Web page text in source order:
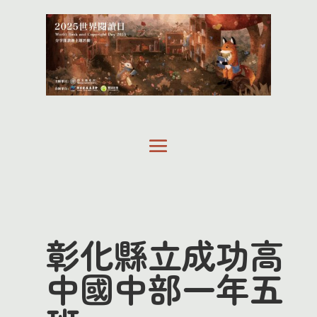
彰化縣立成功高
中國中部一年五